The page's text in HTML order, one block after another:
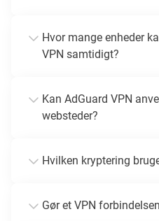
Hvor mange enheder
VPN samtidigt?
Kan AdGuard VPN
websteder?
Hvilken kryptering
Gør et VPN